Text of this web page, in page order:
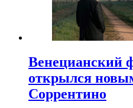
Венецианский
открылся
Соррентино